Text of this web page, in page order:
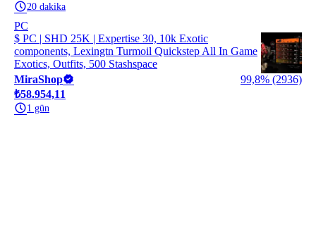
20 dakika
PC
$ PC | SHD 25K | Expertise 30, 10k Exotic
components, Lexingtn Turmoil Quickstep All In Game
Exotics, Outfits, 500 Stashspace
MiraShop
99,8% (2936)
₺58.954,11
1 gün